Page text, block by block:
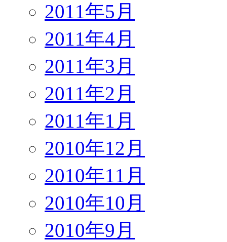
2011年5月
2011年4月
2011年3月
2011年2月
2011年1月
2010年12月
2010年11月
2010年10月
2010年9月